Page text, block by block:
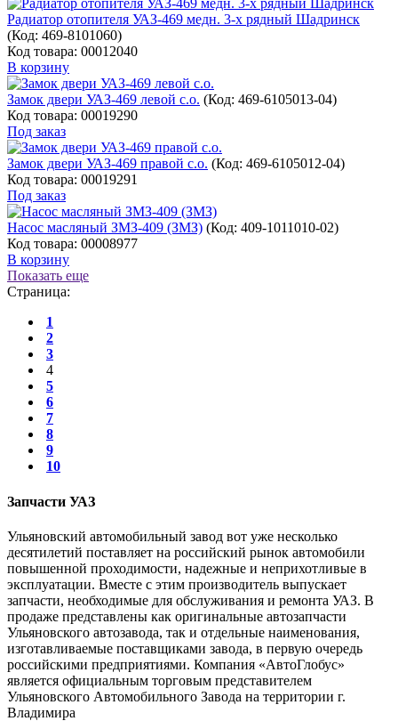
Радиатор отопителя УАЗ-469 медн. 3-х рядный Шадринск
(Код: 469-8101060)
Код товара: 00012040
В корзину
Замок двери УАЗ-469 левой с.о. (Код: 469-6105013-04)
Код товара: 00019290
Под заказ
Замок двери УАЗ-469 правой с.о. (Код: 469-6105012-04)
Код товара: 00019291
Под заказ
Насос масляный ЗМЗ-409 (ЗМЗ) (Код: 409-1011010-02)
Код товара: 00008977
В корзину
Показать еще
Страница:
1
2
3
4
5
6
7
8
9
10
Запчасти УАЗ
Ульяновский автомобильный завод вот уже несколько
десятилетий поставляет на российский рынок автомобили
повышенной проходимости, надежные и неприхотливые в
эксплуатации. Вместе с этим производитель выпускает
запчасти, необходимые для обслуживания и ремонта УАЗ. В
продаже представлены как оригинальные автозапчасти
Ульяновского автозавода, так и отдельные наименования,
изготавливаемые поставщиками завода, в первую очередь
российскими предприятиями. Компания «АвтоГлобус»
является официальным торговым представителем
Ульяновского Автомобильного Завода на территории г.
Владимира